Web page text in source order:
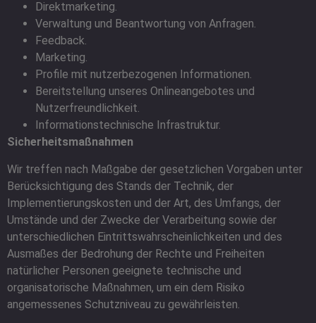
Direktmarketing.
Verwaltung und Beantwortung von Anfragen.
Feedback.
Marketing.
Profile mit nutzerbezogenen Informationen.
Bereitstellung unseres Onlineangebotes und
Nutzerfreundlichkeit.
Informationstechnische Infrastruktur.
Sicherheitsmaßnahmen
Wir treffen nach Maßgabe der gesetzlichen Vorgaben unter
Berücksichtigung des Stands der Technik, der
Implementierungskosten und der Art, des Umfangs, der
Umstände und der Zwecke der Verarbeitung sowie der
unterschiedlichen Eintrittswahrscheinlichkeiten und des
Ausmaßes der Bedrohung der Rechte und Freiheiten
natürlicher Personen geeignete technische und
organisatorische Maßnahmen, um ein dem Risiko
angemessenes Schutzniveau zu gewährleisten.